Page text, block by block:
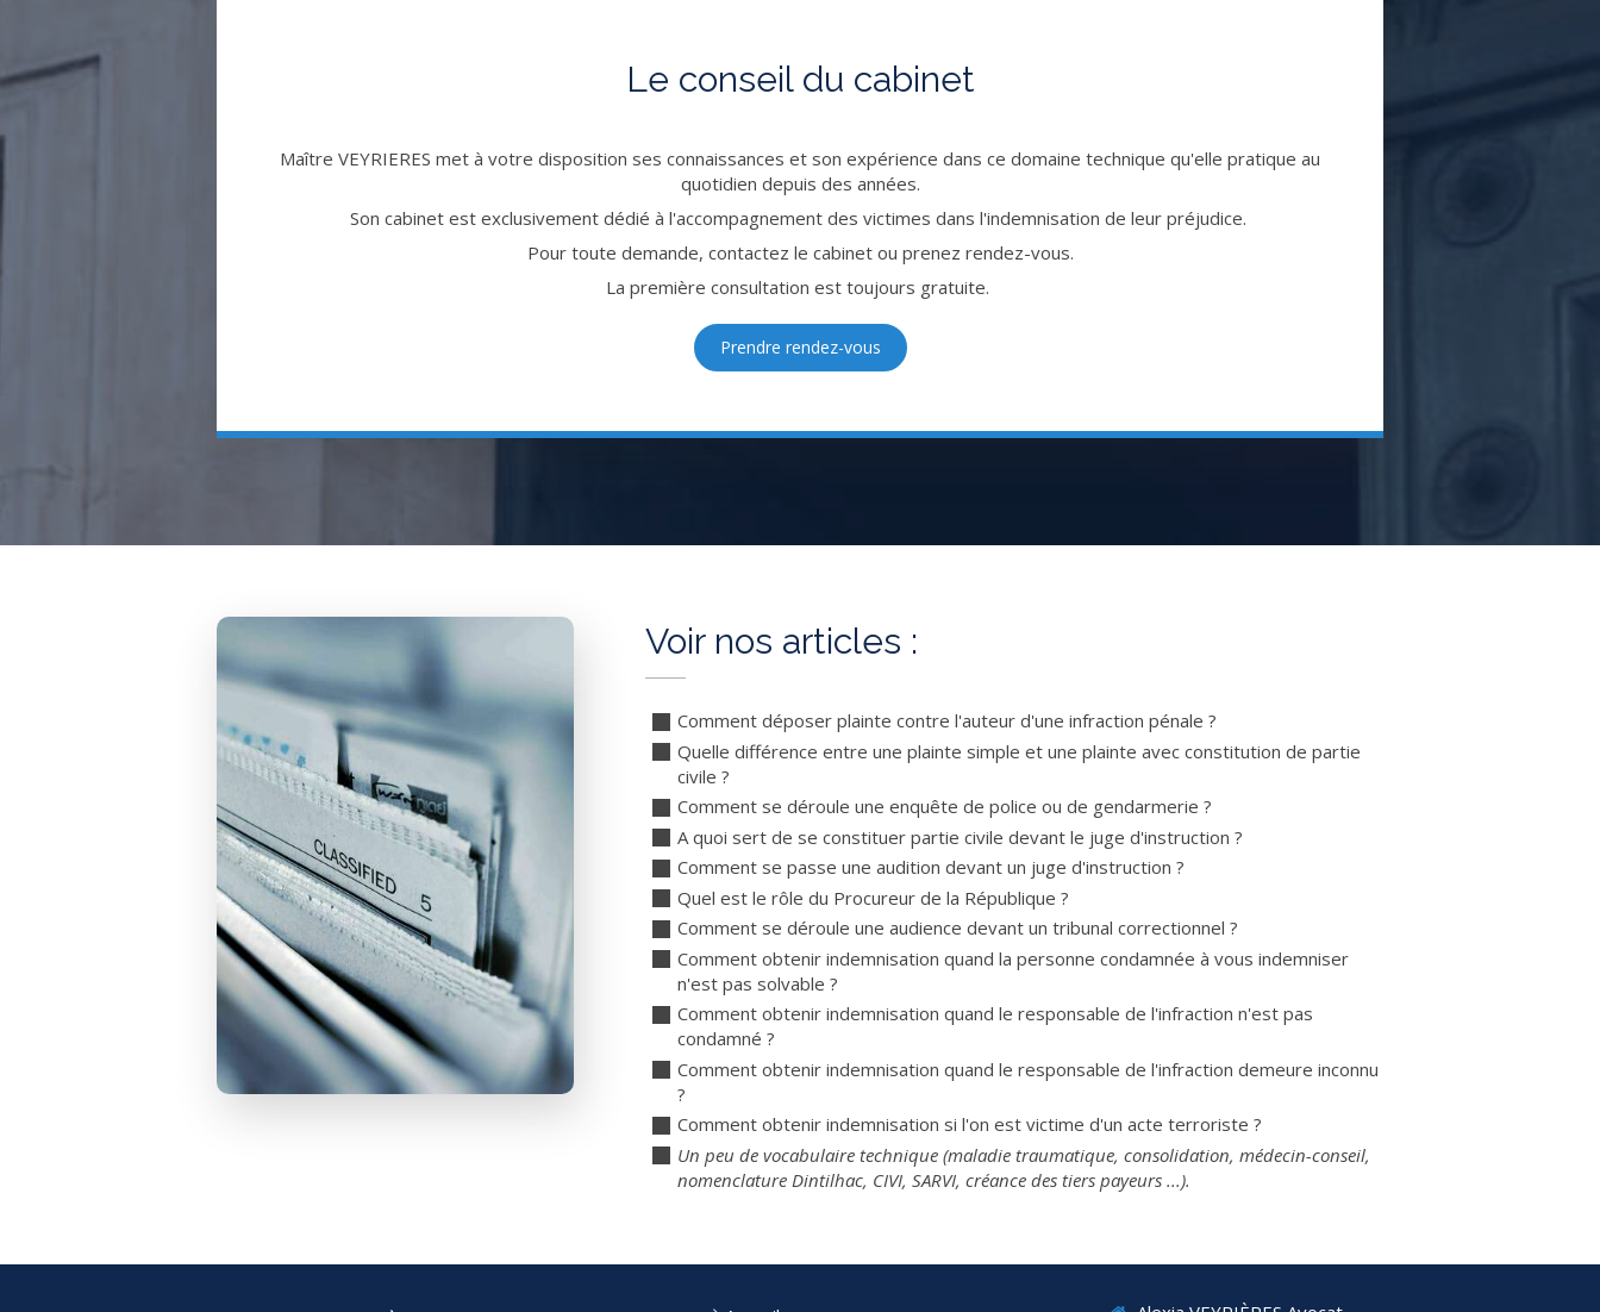
Le conseil du cabinet
Maître VEYRIERES met à votre disposition ses connaissances et son expérience dans ce domaine technique qu'elle pratique au
quotidien depuis des années.
Son cabinet est exclusivement dédié à l'accompagnement des victimes dans l'indemnisation de leur préjudice.
Pour toute demande, contactez le cabinet ou prenez rendez-vous.
La première consultation est toujours gratuite.
Prendre rendez-vous
Voir nos articles :
Comment déposer plainte contre l'auteur d'une infraction pénale ?
Quelle différence entre une plainte simple et une plainte avec constitution de partie
civile ?
Comment se déroule une enquête de police ou de gendarmerie ?
A quoi sert de se constituer partie civile devant le juge d'instruction ?
Comment se passe une audition devant un juge d'instruction ?
Quel est le rôle du Procureur de la République ?
Comment se déroule une audience devant un tribunal correctionnel ?
Comment obtenir indemnisation quand la personne condamnée à vous indemniser
n'est pas solvable ?
Comment obtenir indemnisation quand le responsable de l'infraction n'est pas
condamné ?
Comment obtenir indemnisation quand le responsable de l'infraction demeure inconnu
?
Comment obtenir indemnisation si l'on est victime d'un acte terroriste ?
Un peu de vocabulaire technique (maladie traumatique, consolidation, médecin-conseil,
nomenclature Dintilhac, CIVI, SARVI, créance des tiers payeurs ...).